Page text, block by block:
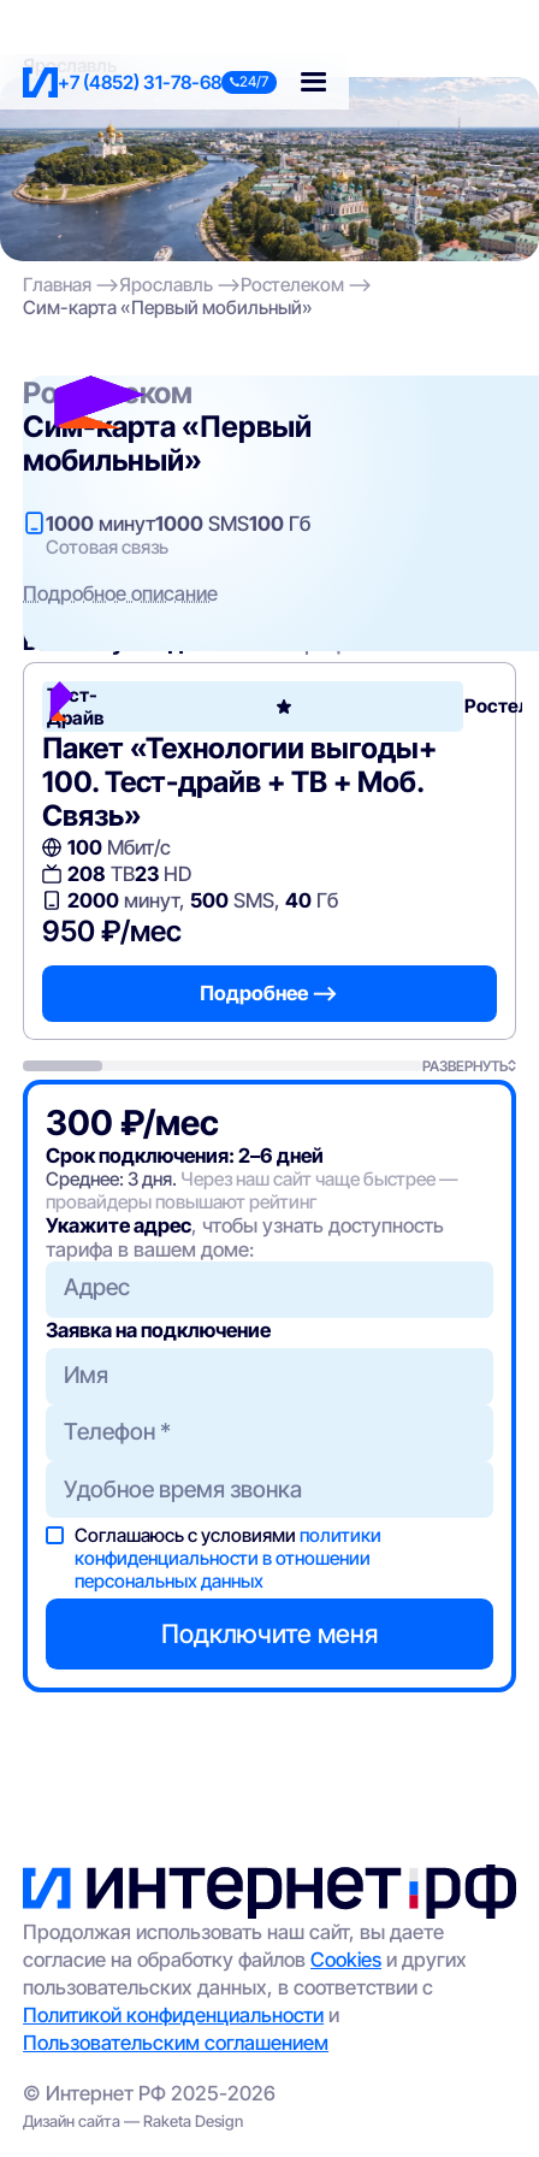
+7 (4852) 31-78-68 24/7
Ярославль
Главная Ярославль
Ростелеком
Сим-карта «Первый мобильный»
Ростелеком
Сим-карта «Первый
мобильный»
1000 минут1000 SMS100 Гб
Сотовая связь
Подробное описание
Вам могут подойти
Тест-
Драйв
Пакет «Технологии выгоды+
100. Тест-драйв + ТВ + Моб.
Связь»
100Мбит/с
208 ТВ23HD
2000минут, 500SMS, 40Гб
950 ₽/мес
Подробнее —>
РАЗВЕРНУТЬ
300 ₽/мес
Срок подключения: 2–6 дней
Среднее: 3 дня. Через наш сайт чаще быстрее —
провайдеры повышают рейтинг
Укажите адрес, чтобы узнать доступность
тарифа в вашем доме:
Адрес
Заявка на подключение
Соглашаюсь с условиямиполитики
конфиденциальности в отношении
персональных данных
Продолжая использовать наш сайт, вы даете
согласие на обработку файловCookies и других
пользовательских данных, в соответствии с
Политикой конфиденциальности и
Пользовательским соглашением
© Интернет РФ 2025-2026
Дизайн сайта — Raketa Design